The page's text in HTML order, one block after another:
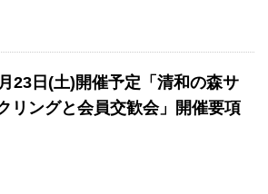
23日(土)開催予定「清和の森サ
リングと会員交歓会」開催要項